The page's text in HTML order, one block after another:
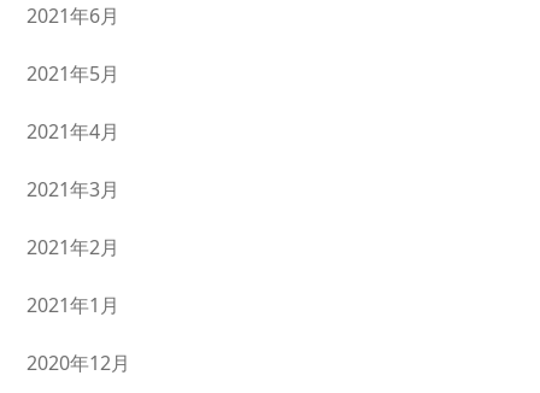
2021年6月
2021年5月
2021年4月
2021年3月
2021年2月
2021年1月
2020年12月